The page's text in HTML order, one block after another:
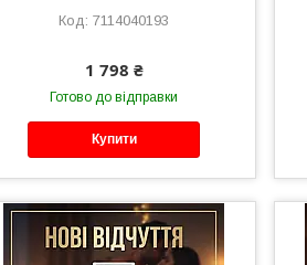
7114040193
1 798 ₴
Готово до відправки
Купити